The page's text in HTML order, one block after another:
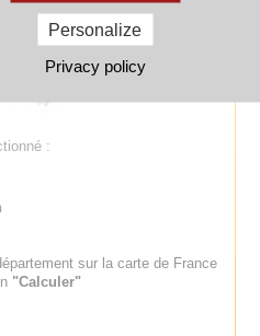
:
sur la carte de France
"Calculer"
Personalize
Privacy policy